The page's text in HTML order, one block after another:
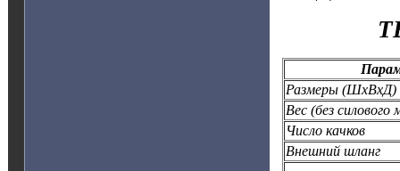
Размеры (ШхВхД)
Вес (без силового
Число качков
Внешний шланг